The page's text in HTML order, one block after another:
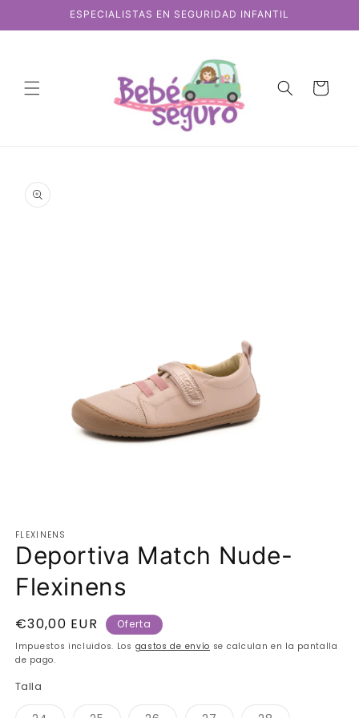
directamente
al contenido
ESPECIALISTAS EN SEGURIDAD INFANTIL
Carrito
a la
información
multimedia
1
en
ventana
modal
FLEXINENS
Deportiva Match Nude-
Flexinens
Precio
de
oferta
€30,00 EUR Oferta
Impuestos incluidos. Los gastos de envío se calculan en la pantalla
de pago.
Talla